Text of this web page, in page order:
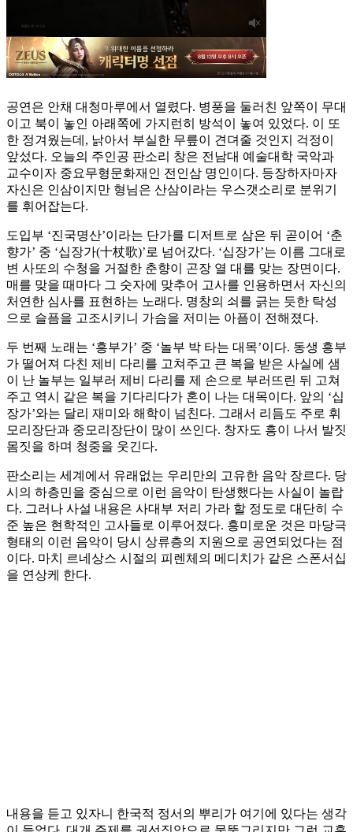
공연은 안채 대청마루에서 열렸다. 병풍을 둘러친 앞쪽이 무대
이고 북이 놓인 아래쪽에 가지런히 방석이 놓여 있었다. 이 또
한 정겨웠는데, 낡아서 부실한 무릎이 견뎌줄 것인지 걱정이
앞섰다. 오늘의 주인공 판소리 창은 전남대 예술대학 국악과
교수이자 중요무형문화재인 전인삼 명인이다. 등장하자마자
자신은 인삼이지만 형님은 산삼이라는 우스갯소리로 분위기
를 휘어잡는다.
도입부 ‘진국명산’이라는 단가를 디저트로 삼은 뒤 곧이어 ‘춘
향가’ 중 ‘십장가(十杖歌)’로 넘어갔다. ‘십장가’는 이름 그대로
변 사또의 수청을 거절한 춘향이 곤장 열 대를 맞는 장면이다.
매를 맞을 때마다 그 숫자에 맞추어 고사를 인용하면서 자신의
처연한 심사를 표현하는 노래다. 명창의 쇠를 긁는 듯한 탁성
으로 슬픔을 고조시키니 가슴을 저미는 아픔이 전해졌다.
두 번째 노래는 ‘흥부가’ 중 ‘놀부 박 타는 대목’이다. 동생 흥부
가 떨어져 다친 제비 다리를 고쳐주고 큰 복을 받은 사실에 샘
이 난 놀부는 일부러 제비 다리를 제 손으로 부러뜨린 뒤 고쳐
주고 역시 같은 복을 기다리다가 혼이 나는 대목이다. 앞의 ‘십
장가’와는 달리 재미와 해학이 넘친다. 그래서 리듬도 주로 휘
모리장단과 중모리장단이 많이 쓰인다. 창자도 흥이 나서 발짓
몸짓을 하며 청중을 웃긴다.
판소리는 세계에서 유래없는 우리만의 고유한 음악 장르다. 당
시의 하층민을 중심으로 이런 음악이 탄생했다는 사실이 놀랍
다. 그러나 사설 내용은 사대부 저리 가라 할 정도로 대단히 수
준 높은 현학적인 고사들로 이루어졌다. 흥미로운 것은 마당극
형태의 이런 음악이 당시 상류층의 지원으로 공연되었다는 점
이다. 마치 르네상스 시절의 피렌체의 메디치가 같은 스폰서십
을 연상케 한다.
내용을 듣고 있자니 한국적 정서의 뿌리가 여기에 있다는 생각